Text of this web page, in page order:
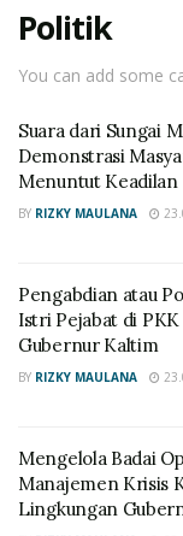
Politik
You can add some
Suara dari Sungai
Demonstrasi
Menuntut Keadilan
BY RIZKY MAULANA
Pengabdian atau
Istri Pejabat di
Gubernur Kaltim
BY RIZKY MAULANA
Mengelola Badai
Manajemen Krisis
Lingkungan